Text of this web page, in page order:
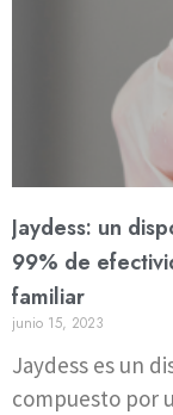
Jaydess: un
99% de
familiar
junio 15, 2023
Jaydess es un
compuesto por